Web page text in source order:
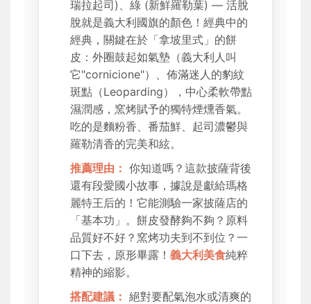
瑞拉起司)、綠 (新鮮羅勒葉) — 活脫
脫就是義大利國旗的顏色！經典中的
經典，關鍵在於「拿坡里式」的餅
皮：外圈鼓起如氣墊（義大利人叫
它"cornicione"）、佈滿迷人的豹紋
斑點（Leoparding），中心柔軟帶點
濕潤感，窯烤賦予的獨特煙燻香氣。
吃的是麵粉香、番茄鮮、起司濃鬱與
羅勒清香的完美和絃。
推薦理由： 你知道嗎？這款披薩背後
還有段愛國小故事，據說是獻給瑪格
麗特王后的！它能測驗一家披薩店的
「基本功」。餅皮發酵夠不夠？原料
品質好不好？窯烤功夫到不到位？一
口下去，原形畢露！ 義大利美食純粹
精神的縮影。
搭配建議： 絕對要配氣泡水或清爽的